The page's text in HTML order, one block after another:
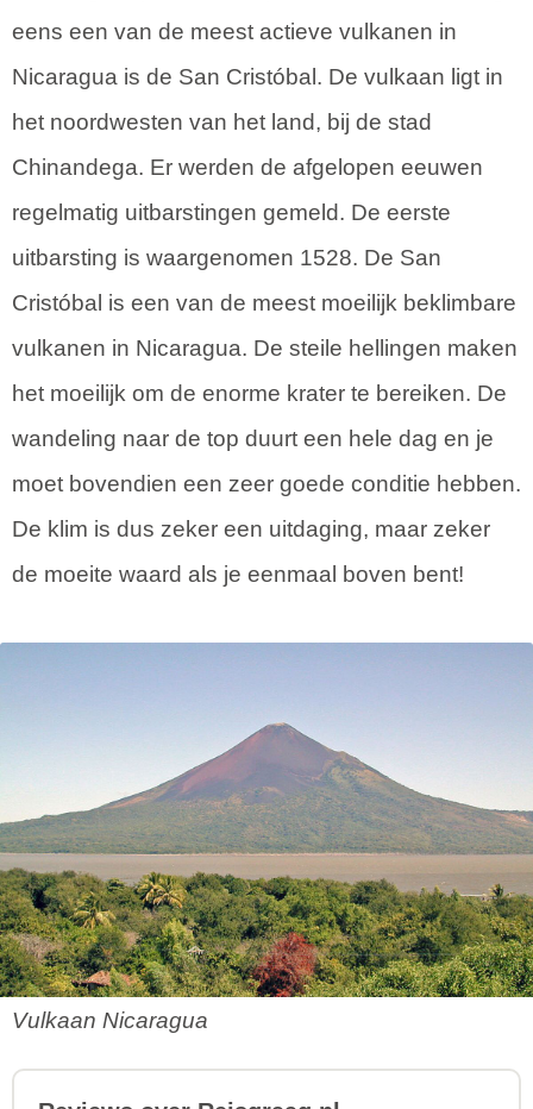
eens een van de meest actieve vulkanen in
Nicaragua is de San Cristóbal. De vulkaan ligt in
het noordwesten van het land, bij de stad
Chinandega. Er werden de afgelopen eeuwen
regelmatig uitbarstingen gemeld. De eerste
uitbarsting is waargenomen 1528. De San
Cristóbal is een van de meest moeilijk beklimbare
vulkanen in Nicaragua. De steile hellingen maken
het moeilijk om de enorme krater te bereiken. De
wandeling naar de top duurt een hele dag en je
moet bovendien een zeer goede conditie hebben.
De klim is dus zeker een uitdaging, maar zeker
de moeite waard als je eenmaal boven bent!
Vulkaan Nicaragua